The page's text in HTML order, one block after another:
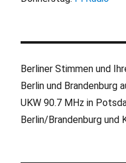
Berliner Stimmen und
Berlin und Brandenburg
UKW 90.7 MHz in
Berlin/Brandenburg und